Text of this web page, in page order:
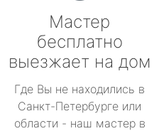
Мастер
бесплатно
выезжает на дом
Где Вы не находились в
Санкт-Петербурге или
области - наш мастер в